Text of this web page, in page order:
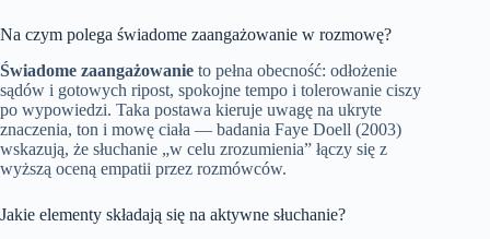
Na czym polega świadome zaangażowanie w rozmowę?
Świadome zaangażowanie to pełna obecność: odłożenie
sądów i gotowych ripost, spokojne tempo i tolerowanie ciszy
po wypowiedzi. Taka postawa kieruje uwagę na ukryte
znaczenia, ton i mowę ciała — badania Faye Doell (2003)
wskazują, że słuchanie „w celu zrozumienia” łączy się z
wyższą oceną empatii przez rozmówców.
Jakie elementy składają się na aktywne słuchanie?